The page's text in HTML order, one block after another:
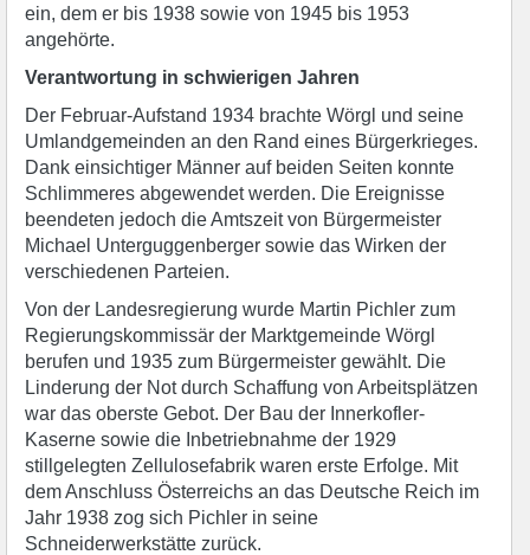
ein, dem er bis 1938 sowie von 1945 bis 1953
angehörte.
Verantwortung in schwierigen Jahren
Der Februar-Aufstand 1934 brachte Wörgl und seine
Umlandgemeinden an den Rand eines Bürgerkrieges.
Dank einsichtiger Männer auf beiden Seiten konnte
Schlimmeres abgewendet werden. Die Ereignisse
beendeten jedoch die Amtszeit von Bürgermeister
Michael Unterguggenberger sowie das Wirken der
verschiedenen Parteien.
Von der Landesregierung wurde Martin Pichler zum
Regierungskommissär der Marktgemeinde Wörgl
berufen und 1935 zum Bürgermeister gewählt. Die
Linderung der Not durch Schaffung von Arbeitsplätzen
war das oberste Gebot. Der Bau der Innerkofler-
Kaserne sowie die Inbetriebnahme der 1929
stillgelegten Zellulosefabrik waren erste Erfolge. Mit
dem Anschluss Österreichs an das Deutsche Reich im
Jahr 1938 zog sich Pichler in seine
Schneiderwerkstätte zurück.